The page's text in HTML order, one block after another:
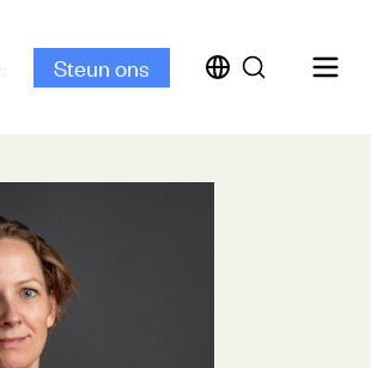
Steun ons